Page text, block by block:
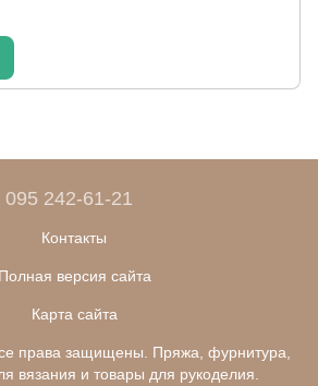
095 242-61-21
Контакты
Полная версия сайта
Карта сайта
права защищены. Пряжа, фурнитура,
вязания и товары для рукоделия.